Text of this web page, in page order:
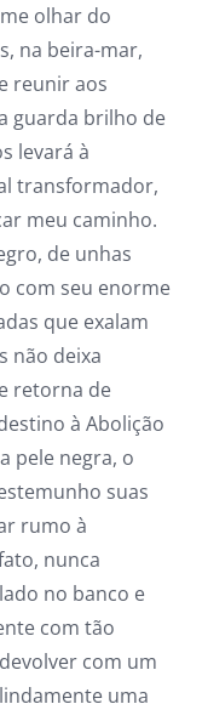
olhar do
na beira-mar,
reunir aos
guarda brilho de
levará à
transformador,
meu caminho.
de unhas
com seu enorme
que exalam
não deixa
retorna de
à Abolição
pele negra, o
suas
rumo à
nunca
no banco e
com tão
com um
uma